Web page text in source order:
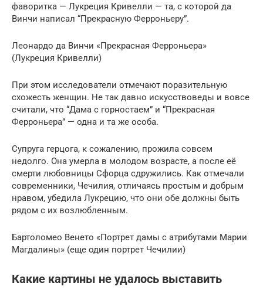
фаворитка — Лукреция Кривелли — та, с которой да
Винчи написал “Прекрасную Ферроньеру”.
Леонардо да Винчи «Прекрасная Ферроньера»
(Лукреция Кривелли)
При этом исследователи отмечают поразительную
схожесть женщин. Не так давно искусствоведы и вовсе
считали, что “Дама с горностаем” и “Прекрасная
Ферроньера” — одна и та же особа.
Супруга герцога, к сожалению, прожила совсем
недолго. Она умерла в молодом возрасте, а после её
смерти любовницы Сфорца сдружились. Как отмечали
современники, Чечилия, отличаясь простым и добрым
нравом, убедила Лукрецию, что они обе должны быть
рядом с их возлюбленным.
Бартоломео Венето «Портрет дамы с атрибутами Марии
Магдалины» (еще один портрет Чечилии)
Какие картины не удалось выставить